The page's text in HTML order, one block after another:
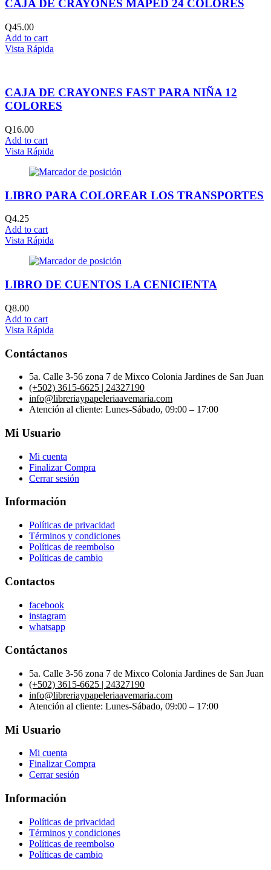
CAJA DE CRAYONES MAPED 24 COLORES
Q45.00
Add to cart
Vista Rápida
CAJA DE CRAYONES FAST PARA NIÑA 12
COLORES
Q16.00
Add to cart
Vista Rápida
LIBRO PARA COLOREAR LOS TRANSPORTES
Q4.25
Add to cart
Vista Rápida
LIBRO DE CUENTOS LA CENICIENTA
Q8.00
Add to cart
Vista Rápida
Contáctanos
5a. Calle 3-56 zona 7 de Mixco Colonia Jardines de San Juan
(+502) 3615-6625 | 24327190
info@libreriaypapeleriaavemaria.com
Atención al cliente: Lunes-Sábado, 09:00 – 17:00
Mi Usuario
Mi cuenta
Finalizar Compra
Cerrar sesión
Información
Políticas de privacidad
Términos y condiciones
Políticas de reembolso
Políticas de cambio
Contactos
facebook
instagram
whatsapp
Contáctanos
5a. Calle 3-56 zona 7 de Mixco Colonia Jardines de San Juan
(+502) 3615-6625 | 24327190
info@libreriaypapeleriaavemaria.com
Atención al cliente: Lunes-Sábado, 09:00 – 17:00
Mi Usuario
Mi cuenta
Finalizar Compra
Cerrar sesión
Información
Políticas de privacidad
Términos y condiciones
Políticas de reembolso
Políticas de cambio